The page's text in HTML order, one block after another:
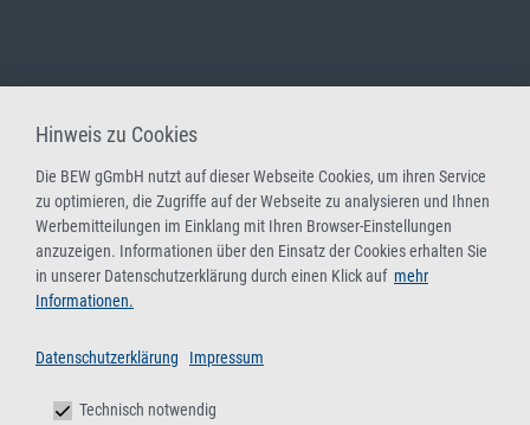
Hinweis zu Cookies
Die BEW gGmbH nutzt auf dieser Webseite Cookies, um ihren Service
zu optimieren, die Zugriffe auf der Webseite zu analysieren und Ihnen
Werbemitteilungen im Einklang mit Ihren Browser-Einstellungen
anzuzeigen. Informationen über den Einsatz der Cookies erhalten Sie
in unserer Datenschutzerklärung durch einen Klick auf mehr
Informationen.
Datenschutzerklärung Impressum
Technisch notwendig